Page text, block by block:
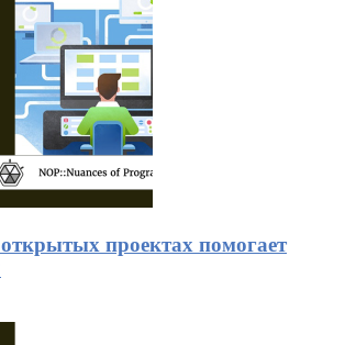
проектах помогает